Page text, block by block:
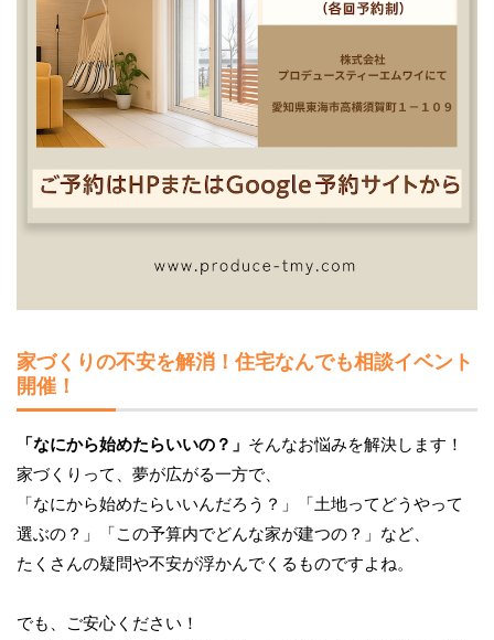
家づくりの不安を解消！住宅なんでも相談イベント
開催！
「なにから始めたらいいの？」 そんなお悩みを解決します！
家づくりって、夢が広がる一方で、
「なにから始めたらいいんだろう？」「土地ってどうやって
選ぶの？」「この予算内でどんな家が建つの？」など、
たくさんの疑問や不安が浮かんでくるものですよね。
でも、ご安心ください！